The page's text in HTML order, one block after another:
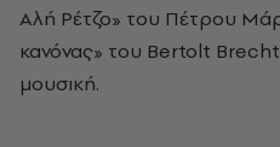
Αλή Ρέτζο» του Πέτρου
κανόνας» του Bertolt
μουσική.